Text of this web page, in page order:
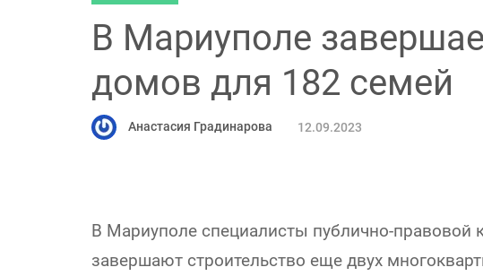
В Мариуполе
домов для 182 семей
Анастасия Градинарова 12.09.2023
В Мариуполе специалисты публично-правовой
завершают строительство еще двух